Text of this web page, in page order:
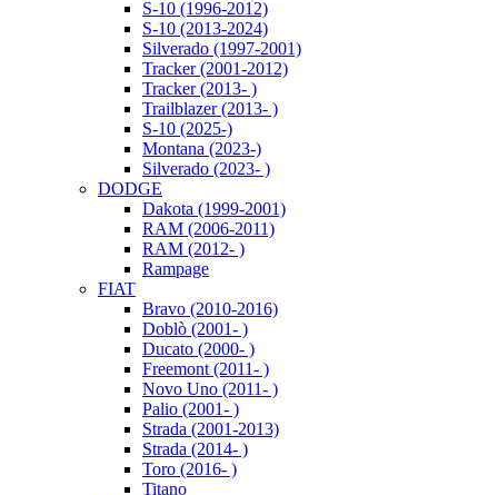
S-10 (1996-2012)
S-10 (2013-2024)
Silverado (1997-2001)
Tracker (2001-2012)
Tracker (2013- )
Trailblazer (2013- )
S-10 (2025-)
Montana (2023-)
Silverado (2023- )
DODGE
Dakota (1999-2001)
RAM (2006-2011)
RAM (2012- )
Rampage
FIAT
Bravo (2010-2016)
Doblò (2001- )
Ducato (2000- )
Freemont (2011- )
Novo Uno (2011- )
Palio (2001- )
Strada (2001-2013)
Strada (2014- )
Toro (2016- )
Titano